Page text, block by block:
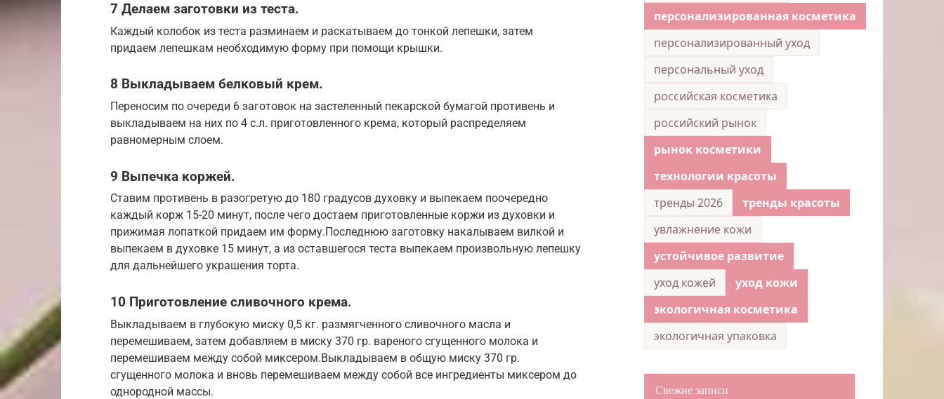
7 Делаем заготовки из теста.
Каждый колобок из теста разминаем и раскатываем до тонкой лепешки, затем
придаем лепешкам необходимую форму при помощи крышки.
8 Выкладываем белковый крем.
Переносим по очереди 6 заготовок на застеленный пекарской бумагой противень и
выкладываем на них по 4 с.л. приготовленного крема, который распределяем
равномерным слоем.
9 Выпечка коржей.
Ставим противень в разогретую до 180 градусов духовку и выпекаем поочередно
каждый корж 15-20 минут, после чего достаем приготовленные коржи из духовки и
прижимая лопаткой придаем им форму.Последнюю заготовку накалываем вилкой и
выпекаем в духовке 15 минут, а из оставшегося теста выпекаем произвольную лепешку
для дальнейшего украшения торта.
10 Приготовление сливочного крема.
Выкладываем в глубокую миску 0,5 кг. размягченного сливочного масла и
перемешиваем, затем добавляем в миску 370 гр. вареного сгущенного молока и
перемешиваем между собой миксером.Выкладываем в общую миску 370 гр.
сгущенного молока и вновь перемешиваем между собой все ингредиенты миксером до
однородной массы.
персонализированная косметика
персонализированный уход
персональный уход
российская косметика
российский рынок
рынок косметики
технологии красоты
тренды 2026
тренды красоты
увлажнение кожи
устойчивое развитие
уход кожей
уход кожи
экологичная косметика
экологичная упаковка
Свежие записи